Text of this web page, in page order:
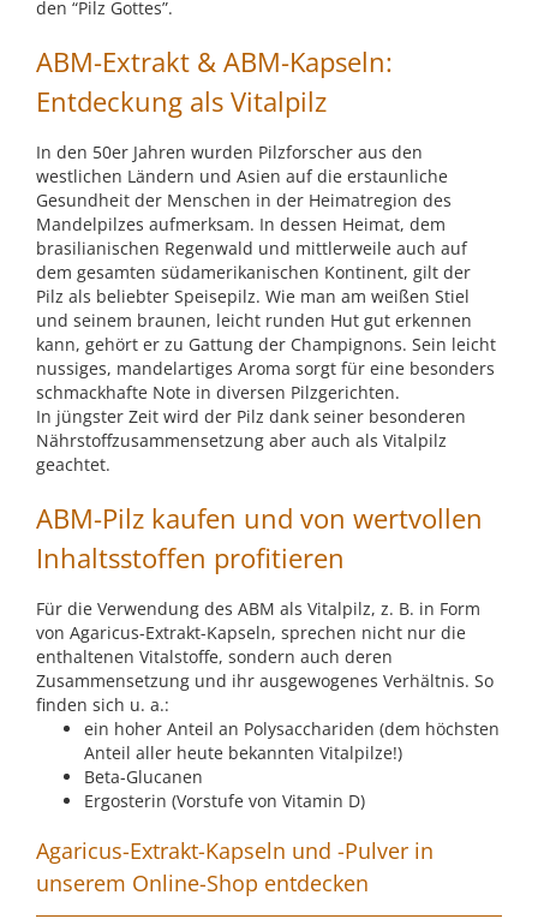
den “Pilz Gottes”.
ABM-Extrakt & ABM-Kapseln:
Entdeckung als Vitalpilz
In den 50er Jahren wurden Pilzforscher aus den
westlichen Ländern und Asien auf die erstaunliche
Gesundheit der Menschen in der Heimatregion des
Mandelpilzes aufmerksam. In dessen Heimat, dem
brasilianischen Regenwald und mittlerweile auch auf
dem gesamten südamerikanischen Kontinent, gilt der
Pilz als beliebter Speisepilz. Wie man am weißen Stiel
und seinem braunen, leicht runden Hut gut erkennen
kann, gehört er zu Gattung der Champignons. Sein leicht
nussiges, mandelartiges Aroma sorgt für eine besonders
schmackhafte Note in diversen Pilzgerichten.
In jüngster Zeit wird der Pilz dank seiner besonderen
Nährstoffzusammensetzung aber auch als Vitalpilz
geachtet.
ABM-Pilz kaufen und von wertvollen
Inhaltsstoffen profitieren
Für die Verwendung des ABM als Vitalpilz, z. B. in Form
von Agaricus-Extrakt-Kapseln, sprechen nicht nur die
enthaltenen Vitalstoffe, sondern auch deren
Zusammensetzung und ihr ausgewogenes Verhältnis. So
finden sich u. a.:
ein hoher Anteil an Polysacchariden (dem höchsten
Anteil aller heute bekannten Vitalpilze!)
Beta-Glucanen
Ergosterin (Vorstufe von Vitamin D)
Agaricus-Extrakt-Kapseln und -Pulver in
unserem Online-Shop entdecken